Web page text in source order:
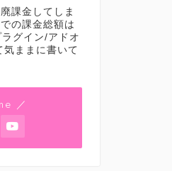
課金してしま
の課金総額は
グイン/アドオ
気ままに書いて
／